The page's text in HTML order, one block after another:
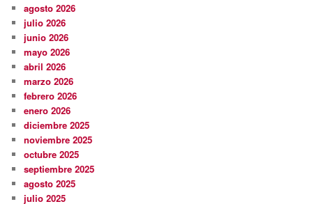
agosto 2026
julio 2026
junio 2026
mayo 2026
abril 2026
marzo 2026
febrero 2026
enero 2026
diciembre 2025
noviembre 2025
octubre 2025
septiembre 2025
agosto 2025
julio 2025